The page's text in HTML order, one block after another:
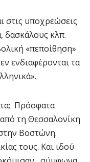
στις υποχρεώσεις
δασκάλους κλπ.
«πεποίθηση»
ενδιαφέρονται τα
Πρόσφατα
τη Θεσσαλονίκη
Βοστώνη.
τους. Και ιδού